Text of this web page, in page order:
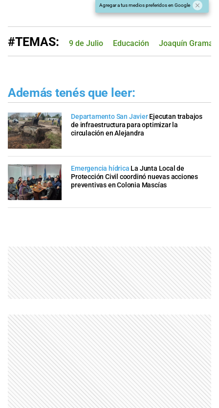
Agregar a tus medios preferidos en Google
#TEMAS: 9 de Julio Educación Joaquín Gramajo
Además tenés que leer:
Departamento San Javier Ejecutan trabajos
de infraestructura para optimizar la
circulación en Alejandra
Emergencia hídrica La Junta Local de
Protección Civil coordinó nuevas acciones
preventivas en Colonia Mascías